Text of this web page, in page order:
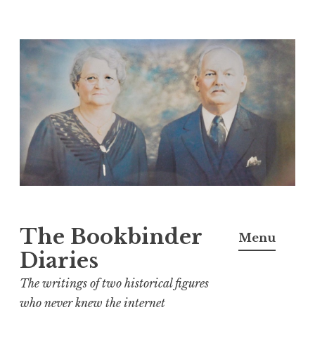
Skip
content
The Bookbinder
Diaries
The writings of two historical figures
who never knew the internet
Menu